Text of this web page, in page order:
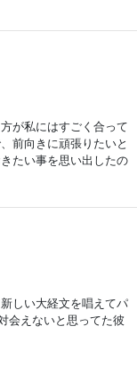
が私にはすごく合って
前向きに頑張りたいと
たい事を思い出したの
しい大経文を唱えてパ
会えないと思ってた彼